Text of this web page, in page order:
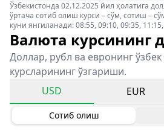
Ўзбекистонда 02.12.2025 йил ҳолатига
ўртача сотиб олиш курси – сўм, сотиш –
куни янгиланади: 08:55, 09:10, 09:35,
Валюта курсининг
Доллар, рубл ва евронинг
курсларининг ўзгариши.
USD
EUR
Сотиб олиш